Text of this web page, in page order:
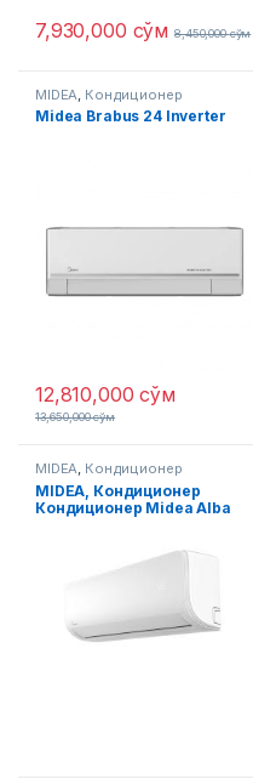
7,930,000 сўм 8,450,000сўм
MIDEA Кондиционер
Midea Brabus 24 Inverter
12,810,000сўм
13,650,000сўм
MIDEA, Кондиционер
MIDEA, Кондиционер
Кондиционер Midea Alba